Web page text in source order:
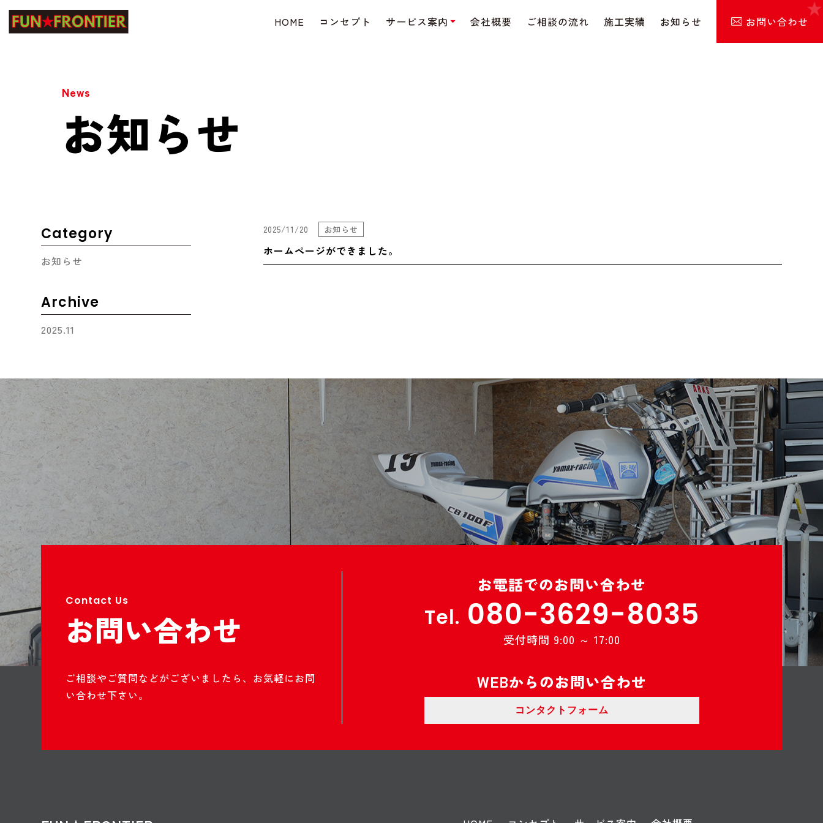
HOME コンセプト サービス案内 会社概要 ご相談の流れ 施工実績 お知らせ お問い合わせ
News
お知らせ
Category
お知らせ
Archive
2025.11
2025/11/20 お知らせ
ホームページができました。
Contact Us
お問い合わせ
ご相談やご質問などがございましたら、お気軽にお問
い合わせ下さい。
お電話でのお問い合わせ
Tel. 080-3629-8035
受付時間 9:00 ～ 17:00
WEBからのお問い合わせ
コンタクトフォーム